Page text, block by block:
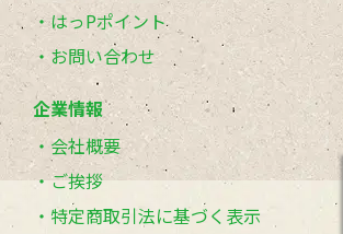
はっPポイント
お問い合わせ
企業情報
会社概要
ご挨拶
特定商取引法に基づく表示